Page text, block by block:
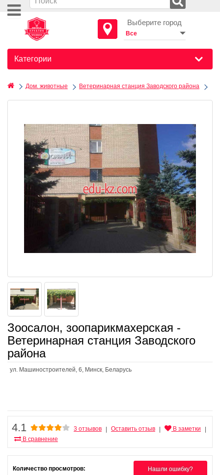
Выберите город
Категории
Дом. животные Ветеринарная станция Заводского района
Зоосалон, зоопарикмахерская -
Ветеринарная станция Заводского
района
ул. Машиностроителей, 6, Минск, Беларусь
4.1 3 отзывов Оставить отзыв В заметки
В сравнение
Нашли ошибку?
Количество просмотров: